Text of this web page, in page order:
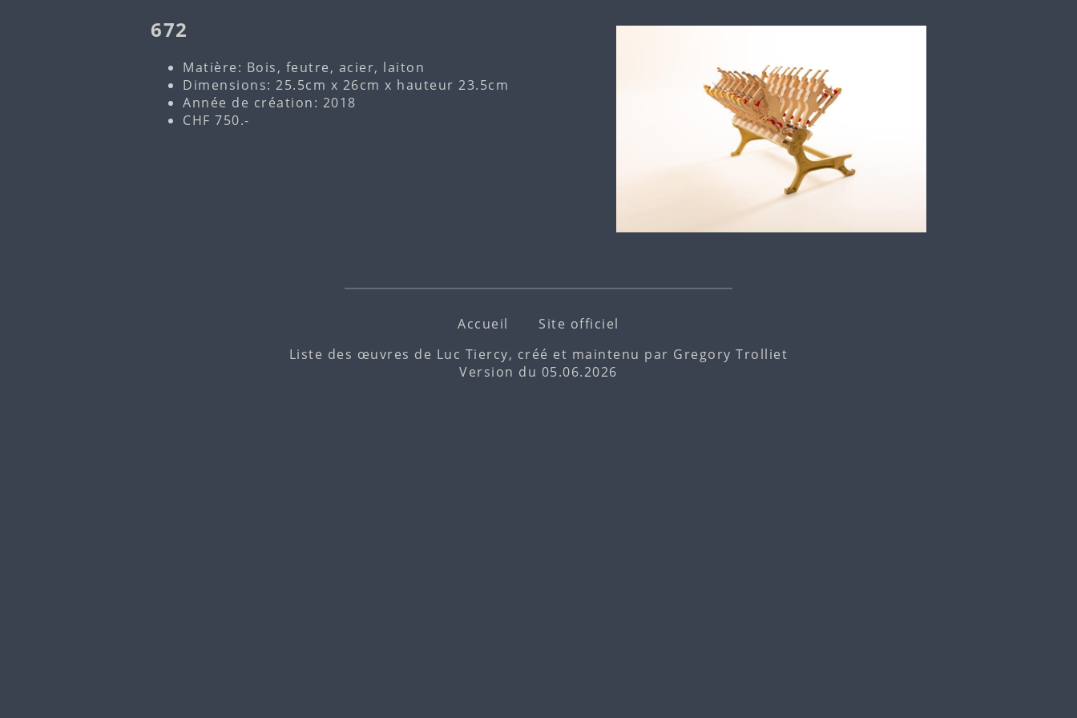
672
Matière: Bois, feutre, acier, laiton
Dimensions: 25.5cm x 26cm x hauteur 23.5cm
Année de création: 2018
CHF 750.-
Accueil
Site officiel
Liste des œuvres de Luc Tiercy, créé et maintenu par Gregory Trolliet
Version du 05.06.2026